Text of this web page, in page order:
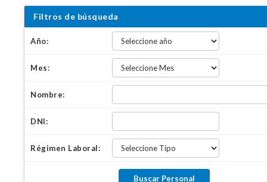
Filtros de búsqueda
Año:
Mes:
Nombre:
DNI:
Régimen Laboral: